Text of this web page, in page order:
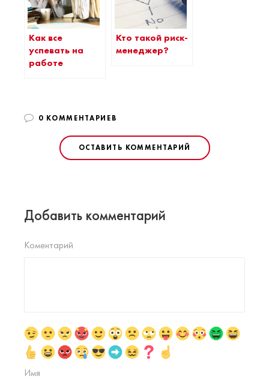
Как все
успевать на
работе
Кто такой риск-
менеджер?
0 КОММЕНТАРИЕВ
ОСТАВИТЬ КОММЕНТАРИЙ
Добавить комментарий
Коментарий
Имя